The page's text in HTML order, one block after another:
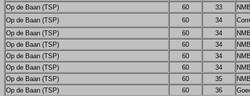
Op de Baan (TSP)
60 33
Op de Baan (TSP)
60 34
Op de Baan (TSP)
60 34
Op de Baan (TSP)
60 34
Op de Baan (TSP)
60 34
Op de Baan (TSP)
60 34
Op de Baan (TSP)
60 35
Op de Baan (TSP)
60 36